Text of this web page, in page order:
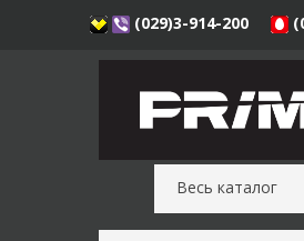
(029)3-914-200
Весь каталог